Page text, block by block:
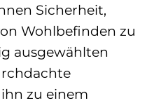
Sicherheit,
Wohlbefinden zu
ausgewählten
zu einem